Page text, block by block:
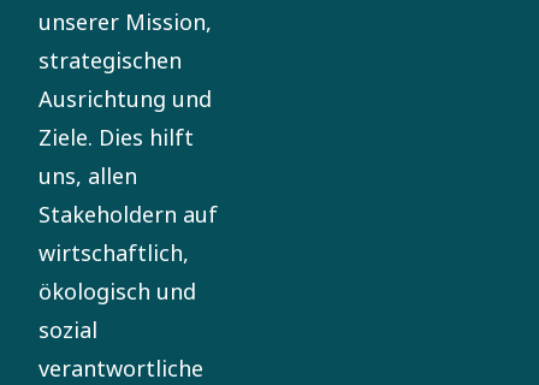
unserer Mission,
strategischen
Ausrichtung und
Ziele. Dies hilft
uns, allen
Stakeholdern auf
wirtschaftlich,
ökologisch und
sozial
verantwortliche